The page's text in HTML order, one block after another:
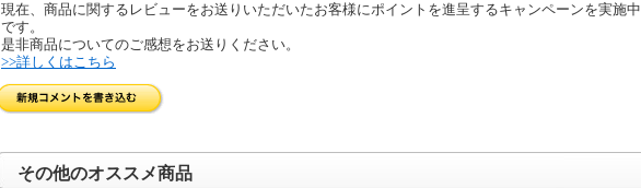
現在、商品に関するレビューをお送りいただいたお客様にポイントを進呈するキャンペーンを実施中
です。
是非商品についてのご感想をお送りください。
>>詳しくはこちら
その他のオススメ商品